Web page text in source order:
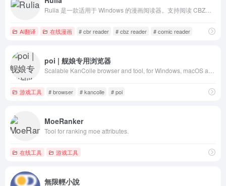
AI翻译 在线漫画 # cbr reader # cbz reader # comic reader
poi | 舰娘专用浏览器
游戏工具 # browser # kancolle # poi
MoeRanker
Tool for ranking moe attributes.
在线工具 游戏工具
無限輕小說